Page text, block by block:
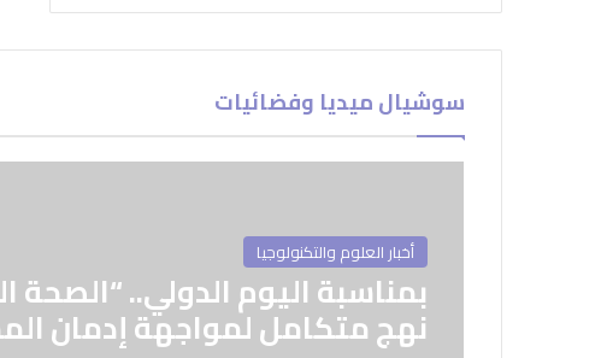
سوشيال ميديا وفضائيات
أخبار العلوم والتكنولوجيا
بمناسبة اليوم الدولي.. “الصحة
نهج متكامل لمواجهة إدمان